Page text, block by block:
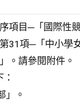
項目─「國際性
31項─「中小學
。請參閱附件。
」。